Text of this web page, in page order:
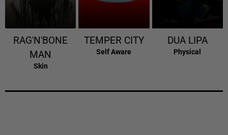
RAG'N'BONE
MAN
Skin
TEMPER CITY
Self Aware
DUA LIPA
Physical